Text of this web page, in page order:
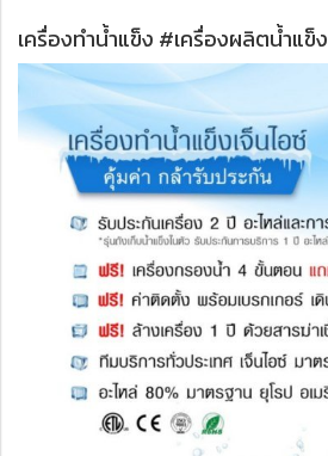
เครื่องทำน้ำแข็ง #เครื่องผลิตน้ำแข็ง